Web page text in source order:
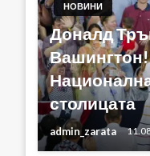
НОВИНИ
Доналд
столицата
admin_zarata